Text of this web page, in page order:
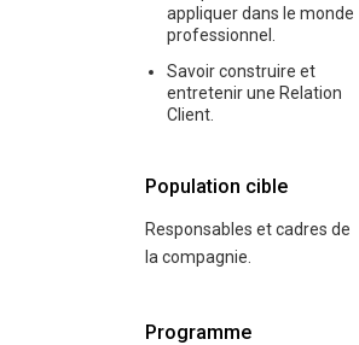
appliquer dans le monde
professionnel.
Savoir construire et
entretenir une Relation
Client.
Population cible
Responsables et cadres de
la compagnie.
Programme